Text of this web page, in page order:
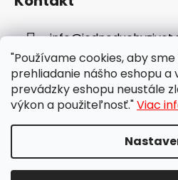
"Používame cookies, aby
prehliadanie nášho eshopu a
prevádzky eshopu neustále
výkon a použiteľnosť."Viac
info@
E-shop: 0948 647 767
Vytvoril